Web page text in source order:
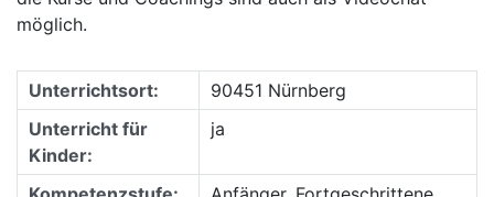
möglich.
Unterrichtsort:
90451 Nürnberg
Unterricht für
Kinder:
ja